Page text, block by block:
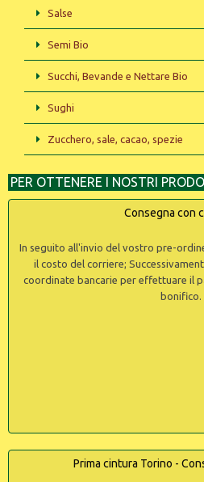
Salse
Semi Bio
Succhi, Bevande e Nettare Bio
Sughi
Zucchero, sale, cacao, spezie
PER OTTENERE I NOSTRI
Consegna con
In seguito all'invio del vostro pre-
il costo del corriere;
coordinate bancarie per effettuare il
bonifico.
Prima cintura Torino -